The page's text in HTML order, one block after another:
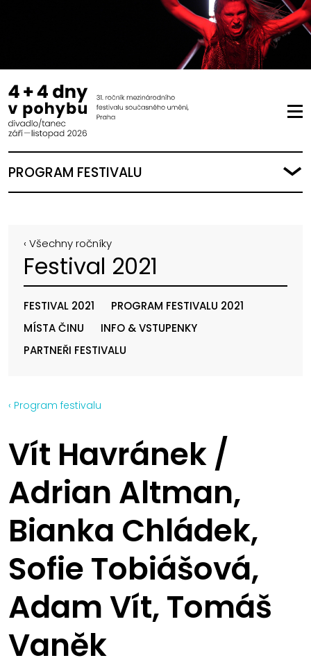
PROGRAM FESTIVALU
‹ Všechny ročníky
Festival 2021
FESTIVAL 2021
PROGRAM FESTIVALU 2021
MÍSTA ČINU
INFO & VSTUPENKY
PARTNEŘI FESTIVALU
‹ Program festivalu
Vít Havránek /
Adrian Altman,
Bianka Chládek,
Sofie Tobiášová,
Adam Vít, Tomáš
Vaněk